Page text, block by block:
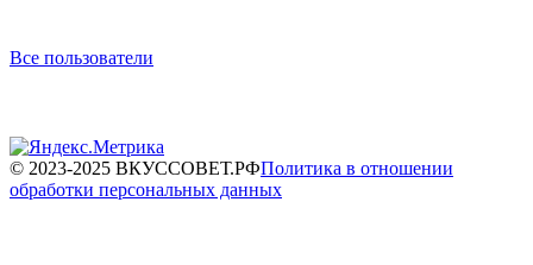
Все пользователи
© 2023-2025 ВКУССОВЕТ.РФПолитика в отношении
обработки персональных данных